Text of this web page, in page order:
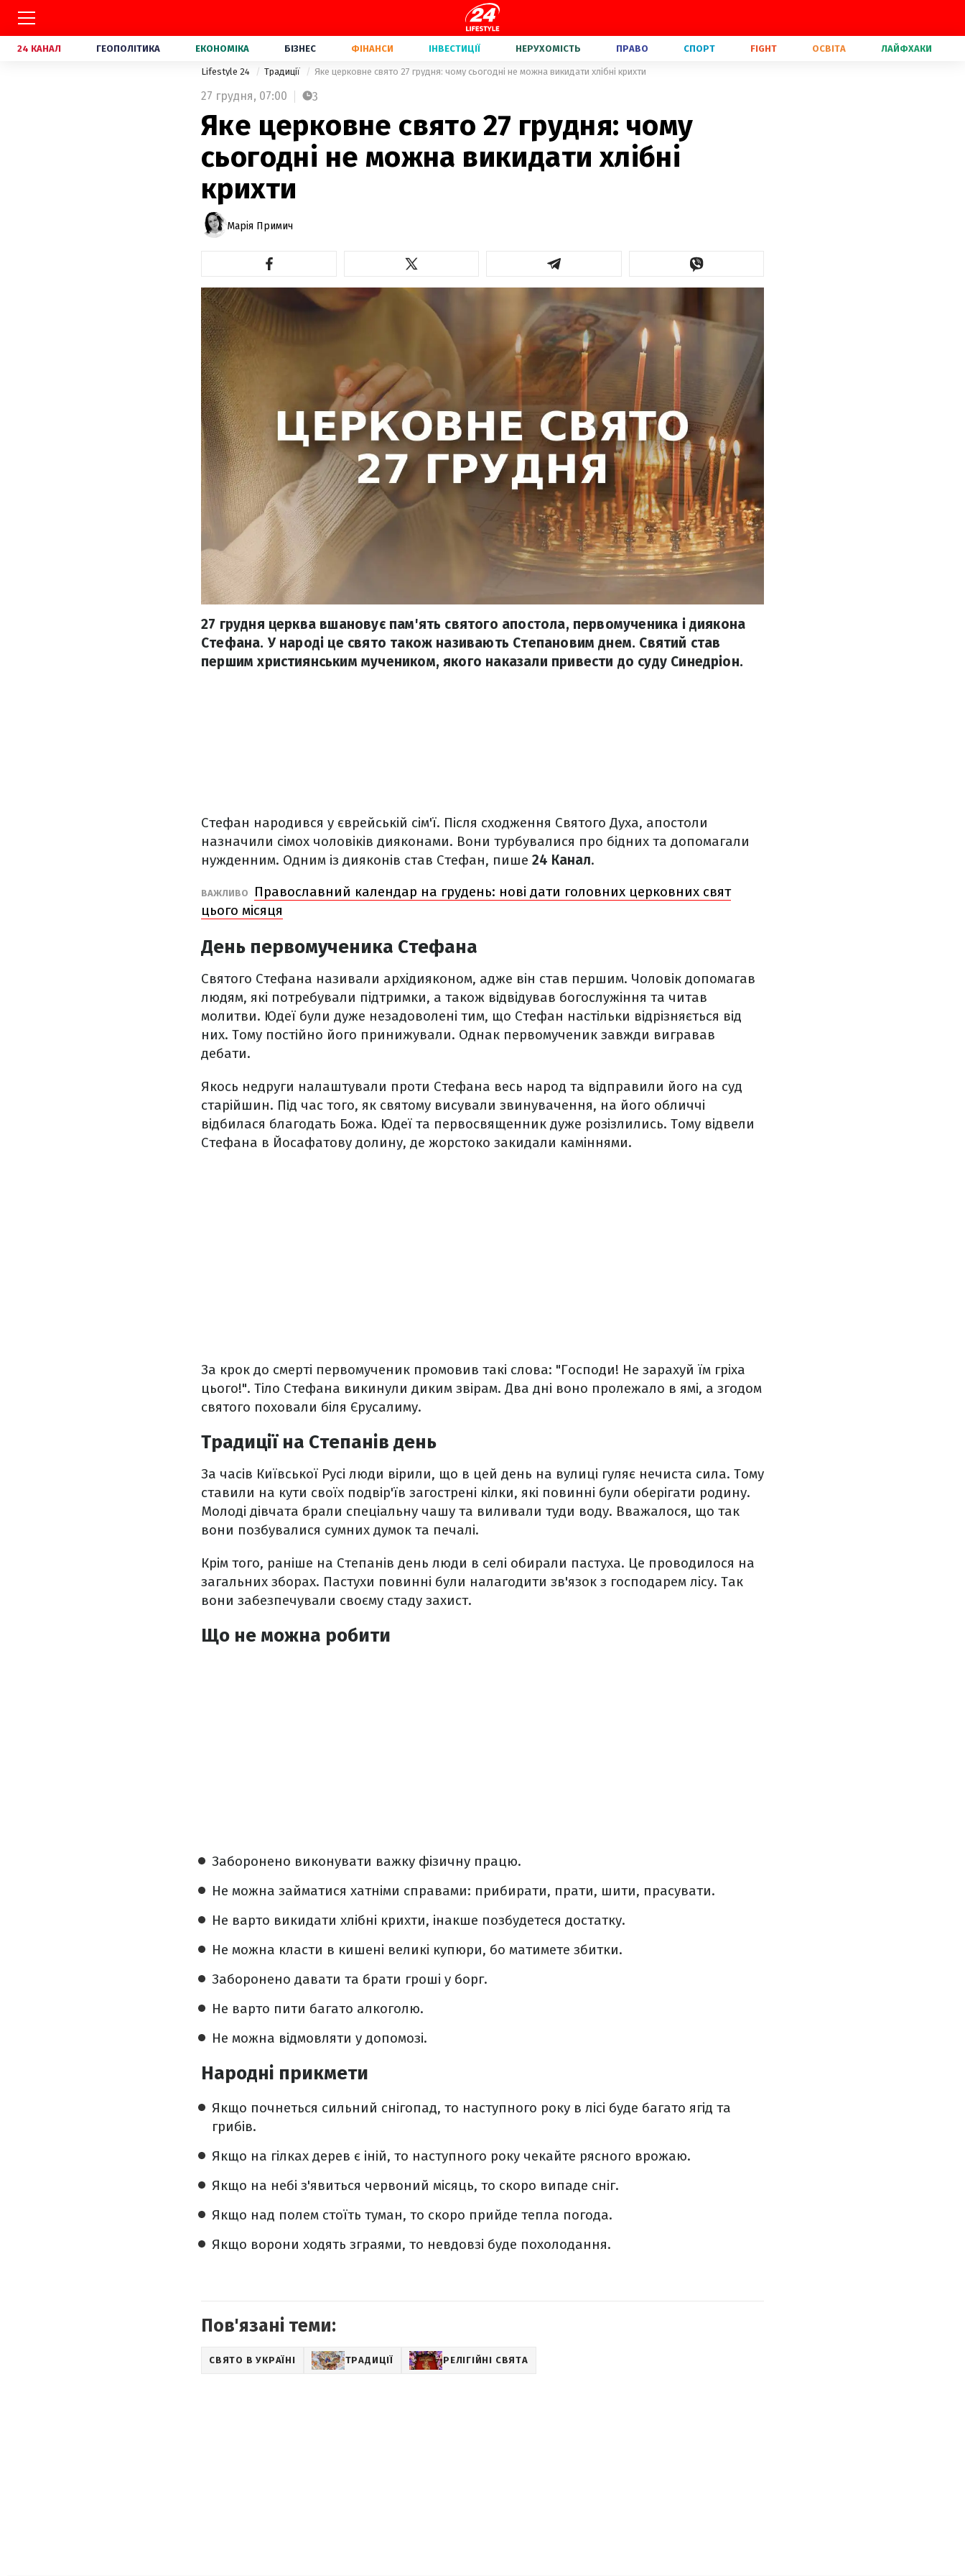
24 КАНАЛ ГЕОПОЛІТИКА ЕКОНОМІКА БІЗНЕС ФІНАНСИ ІНВЕСТИЦІЇ НЕРУХОМІСТЬ ПРАВО СПОРТ FIGHT ОСВІТА ЛАЙФХАКИ
Lifestyle 24 Традиції Яке церковне свято 27 грудня: чому сьогодні не можна викидати хлібні крихти
27 грудня, 07:00 3
Яке церковне свято 27 грудня: чому
сьогодні не можна викидати хлібні
крихти
Марія Примич
27 грудня церква вшановує пам'ять святого апостола, первомученика і диякона
Стефана. У народі це свято також називають Степановим днем. Святий став
першим християнським мучеником, якого наказали привести до суду Синедріон.
Стефан народився у єврейській сім'ї. Після сходження Святого Духа, апостоли
назначили сімох чоловіків дияконами. Вони турбувалися про бідних та допомагали
нужденним. Одним із дияконів став Стефан, пише 24 Канал.
ВАЖЛИВО
Православний календар на грудень: нові дати головних церковних свят
цього місяця
День первомученика Стефана
Святого Стефана називали архідияконом, адже він став першим. Чоловік допомагав
людям, які потребували підтримки, а також відвідував богослужіння та читав
молитви. Юдеї були дуже незадоволені тим, що Стефан настільки відрізняється від
них. Тому постійно його принижували. Однак первомученик завжди вигравав
дебати.
Якось недруги налаштували проти Стефана весь народ та відправили його на суд
старійшин. Під час того, як святому висували звинувачення, на його обличчі
відбилася благодать Божа. Юдеї та первосвященник дуже розізлились. Тому відвели
Стефана в Йосафатову долину, де жорстоко закидали каміннями.
За крок до смерті первомученик промовив такі слова: "Господи! Не зарахуй їм гріха
цього!". Тіло Стефана викинули диким звірам. Два дні воно пролежало в ямі, а згодом
святого поховали біля Єрусалиму.
Традиції на Степанів день
За часів Київської Русі люди вірили, що в цей день на вулиці гуляє нечиста сила. Тому
ставили на кути своїх подвір'їв загострені кілки, які повинні були оберігати родину.
Молоді дівчата брали спеціальну чашу та виливали туди воду. Вважалося, що так
вони позбувалися сумних думок та печалі.
Крім того, раніше на Степанів день люди в селі обирали пастуха. Це проводилося на
загальних зборах. Пастухи повинні були налагодити зв'язок з господарем лісу. Так
вони забезпечували своєму стаду захист.
Що не можна робити
Заборонено виконувати важку фізичну працю.
Не можна займатися хатніми справами: прибирати, прати, шити, прасувати.
Не варто викидати хлібні крихти, інакше позбудетеся достатку.
Не можна класти в кишені великі купюри, бо матимете збитки.
Заборонено давати та брати гроші у борг.
Не варто пити багато алкоголю.
Не можна відмовляти у допомозі.
Народні прикмети
Якщо почнеться сильний снігопад, то наступного року в лісі буде багато ягід та
грибів.
Якщо на гілках дерев є іній, то наступного року чекайте рясного врожаю.
Якщо на небі з'явиться червоний місяць, то скоро випаде сніг.
Якщо над полем стоїть туман, то скоро прийде тепла погода.
Якщо ворони ходять зграями, то невдовзі буде похолодання.
Пов'язані теми:
СВЯТО В УКРАЇНІ ТРАДИЦІЇ РЕЛІГІЙНІ СВЯТА